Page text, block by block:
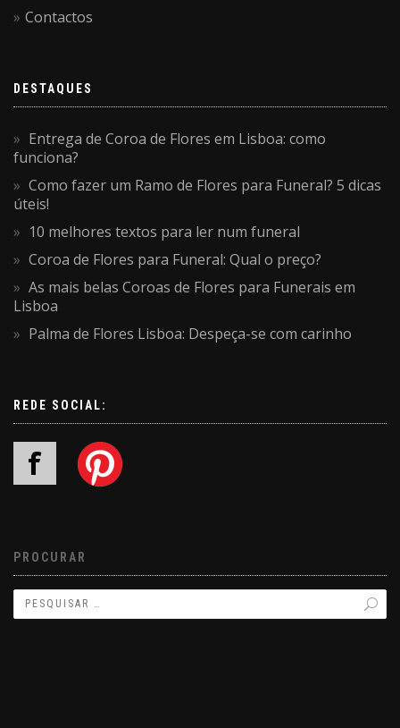
Contactos
DESTAQUES
Entrega de Coroa de Flores em Lisboa: como
funciona?
Como fazer um Ramo de Flores para Funeral? 5 dicas
úteis!
10 melhores textos para ler num funeral
Coroa de Flores para Funeral: Qual o preço?
As mais belas Coroas de Flores para Funerais em
Lisboa
Palma de Flores Lisboa: Despeça-se com carinho
REDE SOCIAL:
PROCURAR